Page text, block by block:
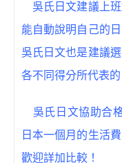
吳氏日文建議上班
能自動說明自己的
吳氏日文也是建議
各不同得分所代表的
吳氏日文協助合
日本一個月的生活
歡迎詳加比較！